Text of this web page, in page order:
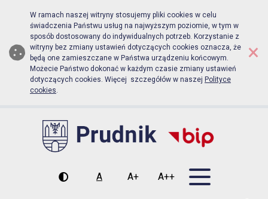
Biuletyn Informacji Publicznej
Przejdź do menu głównego
Przejdź do głównej zawartości
W ramach naszej witryny stosujemy pliki cookies w celu
świadczenia Państwu usług na najwyższym poziomie, w tym w
sposób dostosowany do indywidualnych potrzeb. Korzystanie z
witryny bez zmiany ustawień dotyczących cookies oznacza, że
będą one zamieszczane w Państwa urządzeniu końcowym.
Możecie Państwo dokonać w każdym czasie zmiany ustawień
dotyczących cookies. Więcej szczegółów w naszej Polityce
cookies.
×
Wysoki kontrast
A
Czcionka domyślna
A+
Czcionka średnia
A++
Czcionka duża